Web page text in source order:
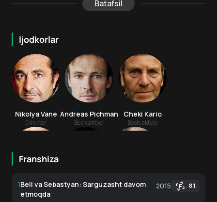
Batafsil
Ijodkorlar
Nikolya Vane
Direktor
Andreas Pichman
Bosh aktyor
Cheki Kario
Bosh aktyor
Dmitriy Storoj
Bosh aktyor
Feliks BossyueMargo Shatele
Franshiza
1Bell va Sebastyan: Sarguzasht davom
etmoqda
2015 8.1